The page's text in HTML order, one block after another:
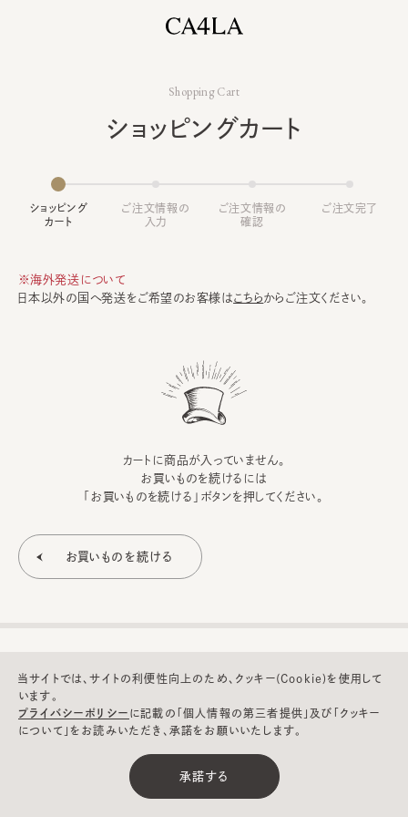
Shopping Cart
ショッピングカート
ショッピング
カート
ご注文情報の
入力
ご注文情報の
確認
ご注文完了
※海外発送について
日本以外の国へ発送をご希望のお客様はこちらからご注文ください。
カートに商品が入っていません。
お買いものを続けるには
「お買いものを続ける」ボタンを押してください。
©CA4LA INC. All Rights Reserved.
当サイトでは、サイトの利便性向上のため、クッキー(Cookie)を使用して
います。
プライバシーポリシー に記載の「個人情報の第三者提供」及び「クッキー
について」をお読みいただき、承諾をお願いいたします。
承諾する